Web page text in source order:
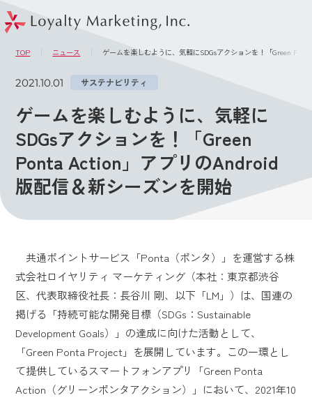
TOP ニュース ゲームを楽しむように、気軽にSDGsアクションを！「Green
2021.10.01 サステナビリティ
ゲームを楽しむように、気軽に
SDGsアクションを！「Green
Ponta Action」アプリのAndroid
版配信＆新シーズンを開始
共通ポイントサービス「Ponta（ポンタ）」を運営する株
式会社ロイヤリティ マーケティング（本社：東京都渋谷
区、代表取締役社長：長谷川 剛、以下「LM」）は、国連の
掲げる「持続可能な開発目標（SDGs：Sustainable
Development Goals）」の達成に向けた活動として、
「Green Ponta Project」を展開しています。この一環とし
て提供しているスマートフォンアプリ「Green Ponta
Action（グリーンポンタアクション）」において、2021年10